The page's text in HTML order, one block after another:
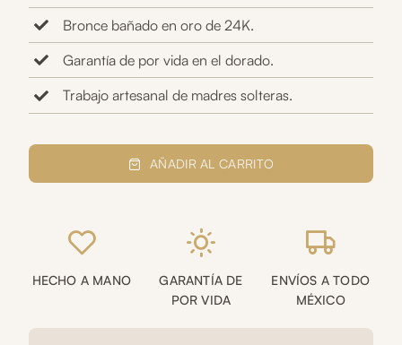
Bronce bañado en oro de 24K.
Garantía de por vida en el dorado.
Trabajo artesanal de madres solteras.
AÑADIR AL CARRITO
HECHO A MANO
GARANTÍA DE
POR VIDA
ENVÍOS A TODO
MÉXICO